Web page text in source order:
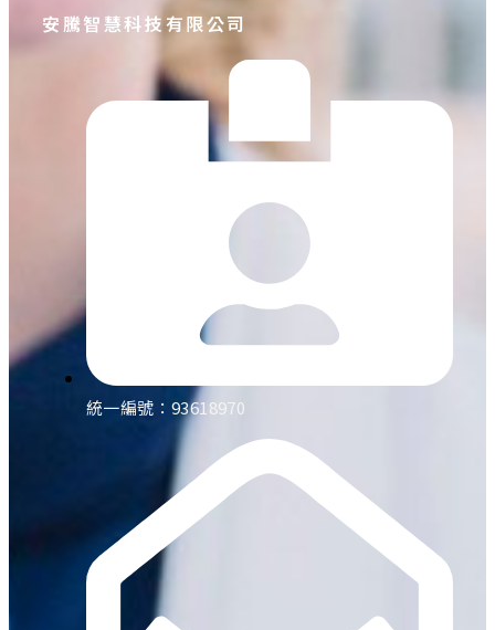
安騰智慧科技有限公司
統一編號：93618970